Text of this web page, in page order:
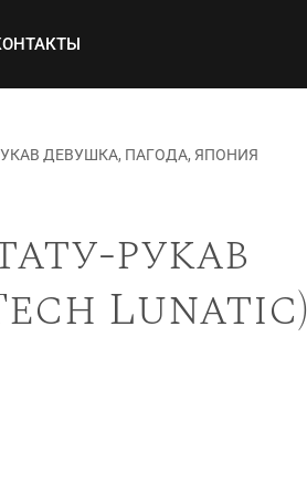
ДЕВУШКА, ПАГОДА, ЯПОНИЯ
рукав
Lunatic)